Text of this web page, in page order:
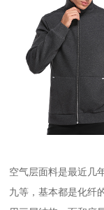
空气层面料是最近几
九等，基本都是化纤